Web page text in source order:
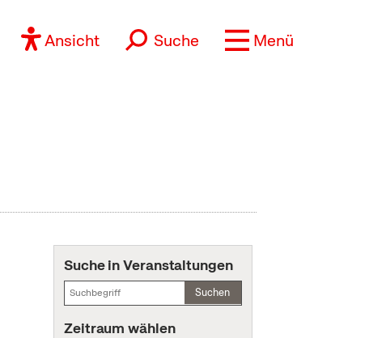
Ansicht Suche Menü
Suche in Veranstaltungen
Suchen
Zeitraum wählen